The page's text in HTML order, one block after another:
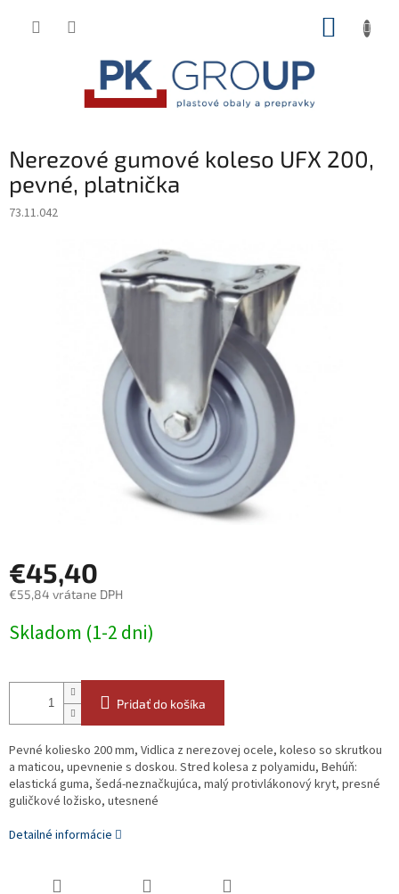
Nerezové gumové koleso UFX 200,
pevné, platnička
73.11.042
€45,40
€55,84 vrátane DPH
cena:
Skladom (1-2 dni)
Pridať do košíka
Pevné koliesko 200 mm, Vidlica z nerezovej ocele, koleso so skrutkou
a maticou, upevnenie s doskou. Stred kolesa z polyamidu, Behúň:
elastická guma, šedá-neznačkujúca, malý protivlákonový kryt, presné
guličkové ložisko, utesnené
Detailné informácie